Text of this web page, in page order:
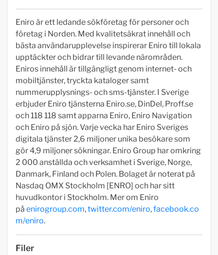
Eniro är ett ledande sökföretag för personer och
företag i Norden. Med kvalitetsäkrat innehåll och
bästa användarupplevelse inspirerar Eniro till lokala
upptäckter och bidrar till levande närområden.
Eniros innehåll är tillgängligt genom internet- och
mobiltjänster, tryckta kataloger samt
nummerupplysnings- och sms-tjänster. I Sverige
erbjuder Eniro tjänsterna Eniro.se, DinDel, Proff.se
och 118 118 samt apparna Eniro, Eniro Navigation
och Eniro på sjön. Varje vecka har Eniro Sveriges
digitala tjänster 2,6 miljoner unika besökare som
gör 4,9 miljoner sökningar. Eniro Group har omkring
2 000 anställda och verksamhet i Sverige, Norge,
Danmark, Finland och Polen. Bolaget är noterat på
Nasdaq OMX Stockholm [ENRO] och har sitt
huvudkontor i Stockholm. Mer om Eniro
på enirogroup.com,twitter.com/eniro,facebook.co
m/eniro.
Filer